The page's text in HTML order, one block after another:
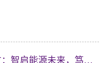
校友风采 | 邓翔校友：智启能源未来，笃行产业长路